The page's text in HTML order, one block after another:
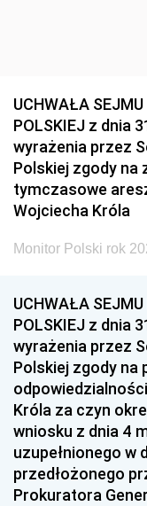
UCHWAŁA
POLSKIEJ z dnia
wyrażenia przez
Polskiej zgody na
tymczasowe
Wojciecha Króla
Monitor Polski rok
UCHWAŁA
POLSKIEJ z dnia
wyrażenia przez
Polskiej zgody na
Króla za czyn
wniosku z dnia 4
uzupełnionego w
przedłożonego
Prokuratora